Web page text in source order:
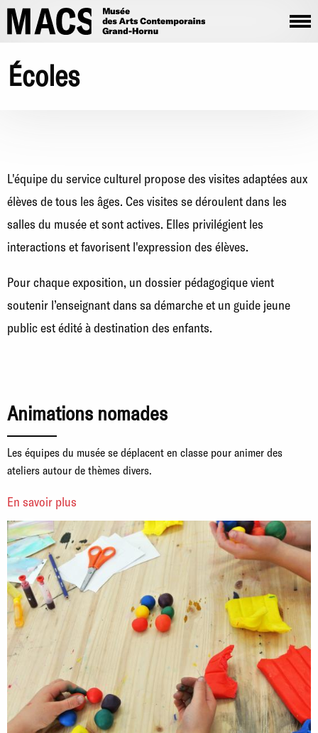
Aller au contenu principal
Écoles
L'équipe du service culturel propose des visites adaptées aux
élèves de tous les âges. Ces visites se déroulent dans les
salles du musée et sont actives. Elles privilégient les
interactions et favorisent l'expression des élèves.
Pour chaque exposition, un dossier pédagogique vient
soutenir l’enseignant dans sa démarche et un guide jeune
public est édité à destination des enfants.
Animations nomades
Les équipes du musée se déplacent en classe pour animer des
ateliers autour de thèmes divers.
En savoir plus